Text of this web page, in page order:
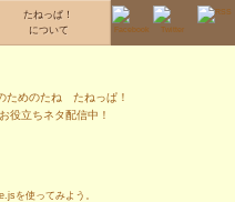
たねっぱ！
について
を使ってみよう。